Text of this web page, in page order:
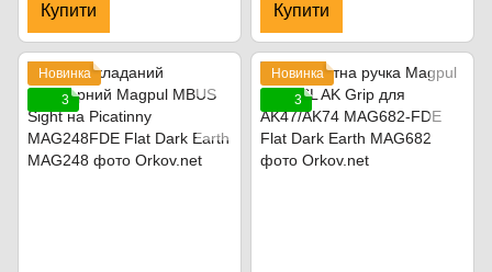
Купити Купити
Новинка
3
Новинка
3